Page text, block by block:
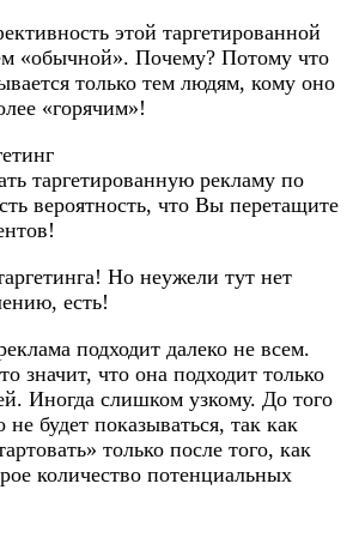
этой таргетированной
«обычной». Почему? Потому что
только тем людям, кому оно
«горячим»!
таргетированную рекламу по
вероятность, что Вы перетащите
Но неужели тут нет
есть!
подходит далеко не всем.
значит, что она подходит только
Иногда слишком узкому. До того
не будет показываться, так как
только после того, как
количество потенциальных